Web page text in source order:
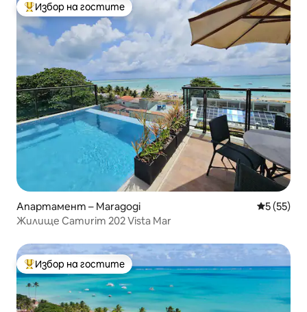
Най-популярен избор на гостите
Избор на гостите
Апартамент – Maragogi Средна
5 (55)
Жилище Camurim 202 Vista Mar
Най-популярен избор на гостите
Избор на гостите